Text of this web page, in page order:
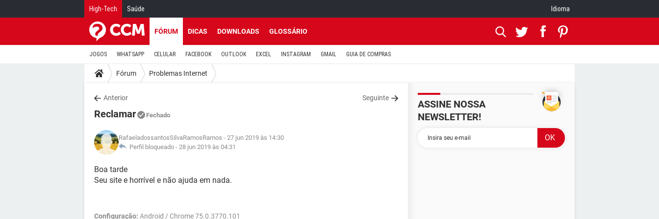
High-Tech Saúde Idioma
FÓRUM DICAS DOWNLOADS GLOSSÁRIO
JOGOS WHATSAPP CELULAR FACEBOOK OUTLOOK EXCEL INSTAGRAM GMAIL GUIA DE COMPRAS
Fórum Problemas Internet
Anterior Seguinte
Reclamar Fechado
RafaeladossantosSilvaRamosRamos - 27 jun 2019 às 14:30
Perfil bloqueado - 28 jun 2019 às 04:31
Boa tarde
Seu site e horrível e não ajuda em nada.
Configuração: Android / Chrome 75.0.3770.101
ASSINE NOSSA
NEWSLETTER!